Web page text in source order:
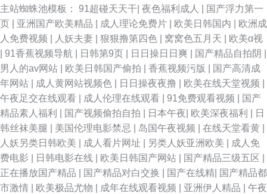
主站蜘蛛池模板： 91超碰天天干 夜色福利成人
国产浮力第一
页
亚洲国产欧美精品 成人理论免费片 欧美日韩国内
欧洲成
人免费视频
人妖夫妻 狠狠撸第四色 窝窝色五月天
欧美α视
91香蕉视频导航 日韩第9页 日日操日日爽 国产精品自拍阴
男人的av网站
欧美日韩国产偷拍 香蕉视频污版
国产高清成
年网站
成人黄网站视频色 日日操夜夜撸 欧美在线天堂视频
午夜足交在线观看
成人伦理在线观看 91免费观看视频
国产
精品素人福利
国产视频偷拍自拍 日本午夜 欧美深夜福利
日
韩丝袜美腿
美国伦理电影禁忌 岛国午夜视频 在线天堂看黄
人妖另类日韩欧美
成人看片网址 另类人妖亚洲欧美
成人免
费电影
日韩电影在线 欧美日韩国产网站 国产精品三级五区
正在播放国产精品
国产精品对白交换 国产在线精
国产精品都
市激情
欧美极品尤物 成年在线观看视频 亚洲伊人精品
午夜